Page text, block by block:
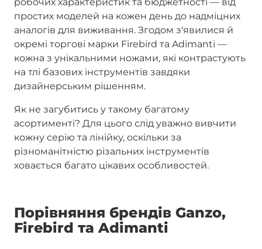
простих моделей на кожен день до надміцних
аналогів для виживання. Згодом з'явилися й
окремі торгові марки Firebird та Adimanti —
кожна з унікальними ножами, які контрастують
на тлі базових інструментів завдяки
дизайнерським рішенням.
Як не загубитись у такому багатому
асортименті? Для цього слід уважно вивчити
кожну серію та лінійку, оскільки за
різноманітністю різальних інструментів
ховається багато цікавих особливостей.
Порівняння брендів Ganzo,
Firebird та Adimanti